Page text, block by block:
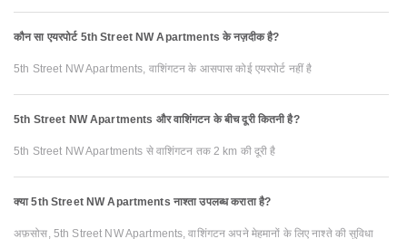
कौन सा एयरपोर्ट 5th Street NW Apartments के नज़दीक है?
5th Street NW Apartments, वाशिंगटन के आसपास कोई एयरपोर्ट नहीं है
5th Street NW Apartments और वाशिंगटन के बीच दूरी कितनी है?
5th Street NW Apartments से वाशिंगटन तक 2 km की दूरी है
क्या 5th Street NW Apartments नाश्ता उपलब्ध कराता है?
अफ़सोस, 5th Street NW Apartments, वाशिंगटन अपने मेहमानों के लिए नाश्ते की सुविधा